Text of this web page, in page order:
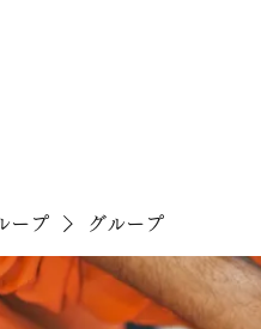
ープ グループ